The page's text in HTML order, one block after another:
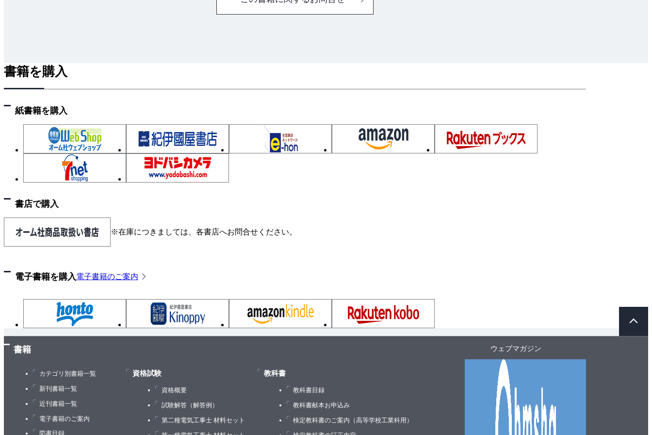
3. 二次元弾性問題における変分原理：仮想仕事の原理
4. 三角形定ひずみ要素による定式化
（2） 応力－ひずみマ卜リックスまたは［D］マトリックス
（3） 要素剛性方程式
（4） 全体剛性方程式
3・2 モード解析における有限要素式
1. モード解析
2. はり要素における振動モード解析
3・3 流体解析における有限要素式
（1） 要素分割
2. 流れの基礎方程式
（2） 二次元定常流解析（速度分布と圧力による定式化）
3・4 伝熱解析における有限要素式
（2） 任意の要素における内？関数の生成
（3） 境界条件上での内？関数の生成
（4） 要素のマ卜リックスの生成
（5） 全体の有限要素式の作成
書籍を購入
紙書籍を購入
書店で購入
※在庫につきましては、各書店へお問合せください。
電子書籍を購入電子書籍のご案内
書籍
カテゴリ別書籍一覧
新刊書籍一覧
近刊書籍一覧
電子書籍のご案内
図書目録
資格試験
資格概要
試験解答（解答例）
第二種電気工事士 材料セット
教科書
教科書目録
教科書献本お申込み
検定教科書のご案内（高等学校工業科用）
ウェブマガジン